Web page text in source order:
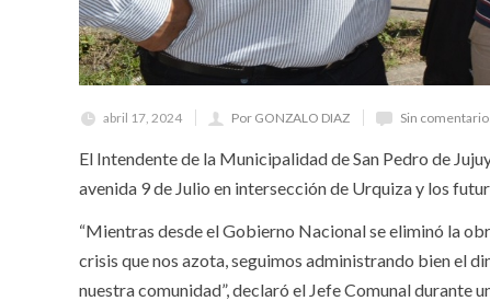
abril 17, 2024 Por GONZALO DIAZ Sin
El Intendente de la Municipalidad de San Pedro de
avenida 9 de Julio en intersección de Urquiza y los
“Mientras desde el Gobierno Nacional se eliminó la
crisis que nos azota, seguimos administrando bien el
nuestra comunidad”, declaró el Jefe Comunal durante